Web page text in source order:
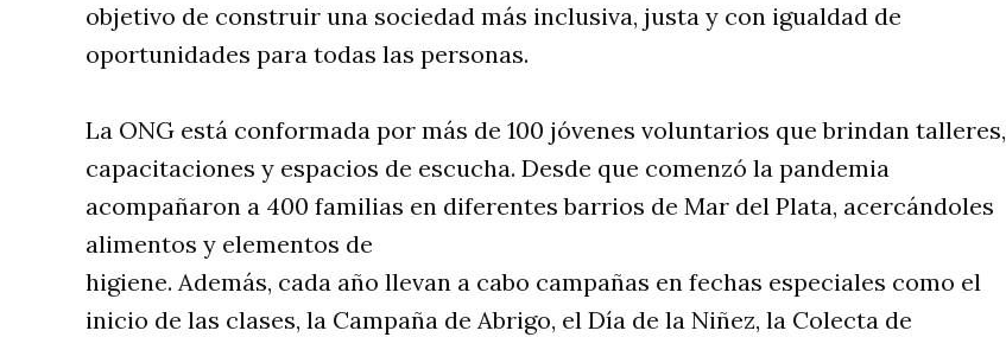
objetivo de construir una sociedad más inclusiva, justa y con igualdad de
oportunidades para todas las personas.
La ONG está conformada por más de 100 jóvenes voluntarios que brindan talleres,
capacitaciones y espacios de escucha. Desde que comenzó la pandemia
acompañaron a 400 familias en diferentes barrios de Mar del Plata, acercándoles
alimentos y elementos de
higiene. Además, cada año llevan a cabo campañas en fechas especiales como el
inicio de las clases, la Campaña de Abrigo, el Día de la Niñez, la Colecta de